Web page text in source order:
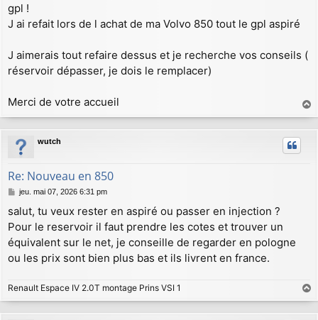
g
e
gpl !
J ai refait lors de l achat de ma Volvo 850 tout le gpl aspiré
J aimerais tout refaire dessus et je recherche vos conseils (
réservoir dépasser, je dois le remplacer)
Merci de votre accueil
a
u
wutch
Re: Nouveau en 850
M
s
s
g
e
jeu. mai 07, 2026 6:31 pm
salut, tu veux rester en aspiré ou passer en injection ?
Pour le reservoir il faut prendre les cotes et trouver un
équivalent sur le net, je conseille de regarder en pologne
ou les prix sont bien plus bas et ils livrent en france.
Renault Espace IV 2.0T montage Prins VSI 1
a
u